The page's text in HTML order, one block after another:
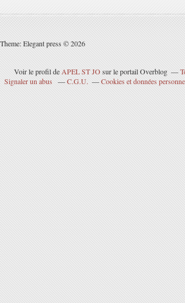
Theme: Elegant press © 2026
Voir le profil de APEL ST JOsur le portail Overblog
Signaler un abus
C.G.U. Cookies et données